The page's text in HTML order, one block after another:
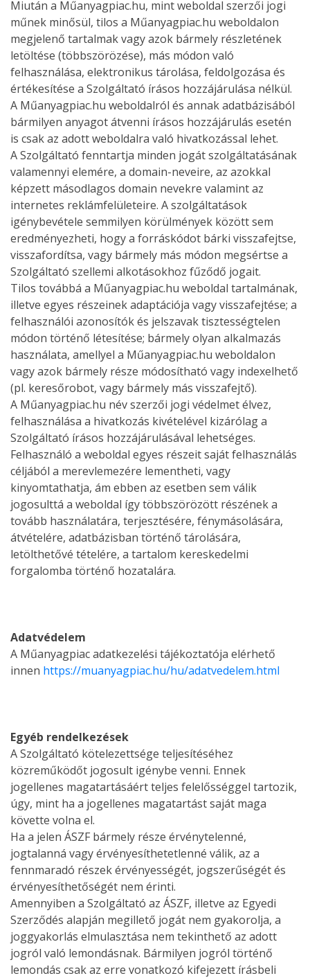
Miután a Műanyagpiac.hu, mint weboldal szerzői jogi
műnek minősül, tilos a Műanyagpiac.hu weboldalon
megjelenő tartalmak vagy azok bármely részletének
letöltése (többszörözése), más módon való
felhasználása, elektronikus tárolása, feldolgozása és
értékesítése a Szolgáltató írásos hozzájárulása nélkül.
A Műanyagpiac.hu weboldalról és annak adatbázisából
bármilyen anyagot átvenni írásos hozzájárulás esetén
is csak az adott weboldalra való hivatkozással lehet.
A Szolgáltató fenntartja minden jogát szolgáltatásának
valamennyi elemére, a domain-neveire, az azokkal
képzett másodlagos domain nevekre valamint az
internetes reklámfelületeire. A szolgáltatások
igénybevétele semmilyen körülmények között sem
eredményezheti, hogy a forráskódot bárki visszafejtse,
visszafordítsa, vagy bármely más módon megsértse a
Szolgáltató szellemi alkotásokhoz fűződő jogait.
Tilos továbbá a Műanyagpiac.hu weboldal tartalmának,
illetve egyes részeinek adaptációja vagy visszafejtése; a
felhasználói azonosítók és jelszavak tisztességtelen
módon történő létesítése; bármely olyan alkalmazás
használata, amellyel a Műanyagpiac.hu weboldalon
vagy azok bármely része módosítható vagy indexelhető
(pl. keresőrobot, vagy bármely más visszafejtő).
A Műanyagpiac.hu név szerzői jogi védelmet élvez,
felhasználása a hivatkozás kivételével kizárólag a
Szolgáltató írásos hozzájárulásával lehetséges.
Felhasználó a weboldal egyes részeit saját felhasználás
céljából a merevlemezére lementheti, vagy
kinyomtathatja, ám ebben az esetben sem válik
jogosulttá a weboldal így többszörözött részének a
tovább használatára, terjesztésére, fénymásolására,
átvételére, adatbázisban történő tárolására,
letölthetővé tételére, a tartalom kereskedelmi
forgalomba történő hozatalára.
Adatvédelem
A Műanyagpiac adatkezelési tájékoztatója elérhető
innen https://muanyagpiac.hu/hu/adatvedelem.html
Egyéb rendelkezések
A Szolgáltató kötelezettsége teljesítéséhez
közreműködőt jogosult igénybe venni. Ennek
jogellenes magatartásáért teljes felelősséggel tartozik,
úgy, mint ha a jogellenes magatartást saját maga
követte volna el.
Ha a jelen ÁSZF bármely része érvénytelenné,
jogtalanná vagy érvényesíthetetlenné válik, az a
fennmaradó részek érvényességét, jogszerűségét és
érvényesíthetőségét nem érinti.
Amennyiben a Szolgáltató az ÁSZF, illetve az Egyedi
Szerződés alapján megillető jogát nem gyakorolja, a
joggyakorlás elmulasztása nem tekinthető az adott
jogról való lemondásnak. Bármilyen jogról történő
lemondás csak az erre vonatkozó kifejezett írásbeli